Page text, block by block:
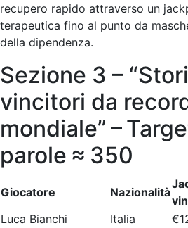
recupero rapido attraverso un
terapeutica fino al punto da
della dipendenza.
Sezione 3 –
vincitori da
mondiale” –
parole ≈ 350
Giocatore Nazionalità
Luca Bianchi
Italia